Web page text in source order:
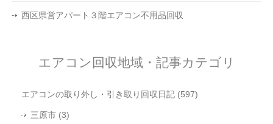
西区県営アパート３階エアコン不用品回収
エアコン回収地域・記事カテゴリ
エアコンの取り外し・引き取り回収日記 (597)
三原市 (3)